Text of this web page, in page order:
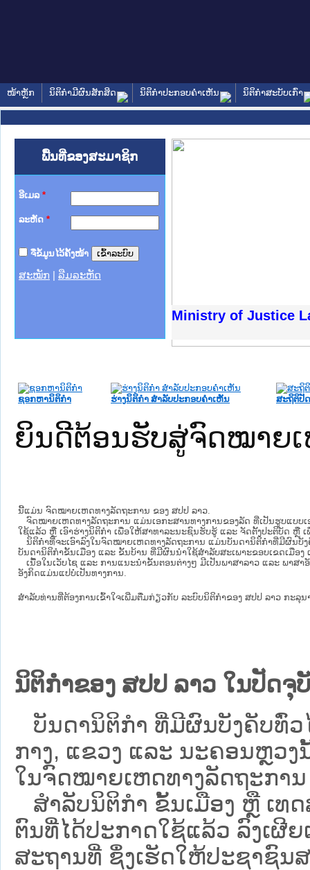
ໜ້າຫຼັກ ນິຕິກໍາມີຜົນສັກສິດ ນິຕິກໍາປະກອບຄໍາເຫັນ ນິຕິກໍາສະບັບເກົ່າ
ພື້ນທີ່ຂອງສະມາຊິກ
ອີເມລ *
ລະຫັດ *
ຈື່ຂໍ້ມູນໄວ້ຄັ້ງໜ້າ
ສະໝັກ ລືມລະຫັດ
Ministry of Justice
ຊາຊົນ ພາກເໜືອ
ການ
ກາງ
ກໃຕ້
ນຕຳຫຼວດປະຊາຊົນ
ສັນຕິບານປະຊາຊົນ
ກເໜືອ
ຊາຊົນ ພາກກາງ
ຊອກຫານິຕິກໍາ ຮ່າງນິຕິກໍາ ສໍາລັບປະກອບຄໍາເຫັນ ສະຖິຕິປັ
ຍິນດີຕ້ອນຮັບສູ່ຈົດໝາຍເ
ນີ້ແມ່ນ ຈົດໝາຍເຫດທາງລັດຖະການ ຂອງ ສປປ ລາວ.
ຈົດໝາຍເຫດທາງລັດຖະການ ແມ່ນ​ເອ​ກະ​ສານ​ທາງ​ການ​ຂອງ​ລັດ ທີ່​ເປັນ​ຮູບ​ແບບ​
ໃຊ້ແລ້ວ ຫຼື ເອົາຮ່າງນິຕິກໍາ ເພື່ອໃຫ້​ສາ​ທາ​ລະ​ນະ​ຊົນ​ຮັບ​ຮູ້ ແລະ ຈັດ​ຕັ້ງ​ປະ​ຕິ​ບັດ ຫຼື
ນິ​ຕິ​ກຳ​ທີ່​ຈະ​ເອົາ​ລົງ​ໃນ​ຈົດ​ໝາຍ​ເຫດ​ທາງ​ລັດ​ຖະ​ການ ​ແມ່ນ​ບັນ​ດາ​ນິ​ຕິ​ກຳ​ທີ່​ມີ​ຜົນ​ບັ
ບັນ​ດານິ​ຕິ​ກຳ​ຂັ້ນ​ເມືອງ ແລະ ຂັ້ນ​ບ້ານ ​ທີ່​ມີ​ຜົນ​ນຳ​ໃຊ້​ສຳ​ລັບ​ສະ​ເພາະ​ຂອບ​ເຂດ​ເມືອງ
ເນື້ອໃນ​ເວັບ​ໄຊ​ ແລະ ການແນະນໍາຂັ້ນຕອນຕ່າງໆ ມີເປັນພາສາລາວ ແລະ ພາສ
ອັງກິດແມ່ນແປບໍ່ເປັນທາງການ.
ສໍາລັບທ່ານທີ່ຕ້ອງການເຂົ້າໃຈເພີ່ມຕື່ມກ່ຽວກັບ ລະບົບນິຕິກຳຂອງ ສປປ ລາວ ກະລຸນ
ນິຕິກຳຂອງ ສປປ ລາວ ໃນປັດ
ບັນດານິຕິກໍາ ທີ່ມີຜົນບັງຄັບທົ່
ກາງ, ແຂວງ ແລະ ນະຄອນຫຼວ
ໃນຈົດໝາຍເຫດທາງລັດຖະການ
ສຳລັບນິ​ຕິ​ກຳ ຂັ້ນເມືອງ ຫຼື ເທ
ຕົນທີ່ໄດ້ປະກາດໃຊ້ແລ້ວ ລົງ​ເຜີ
ສະຖານທີ່ ຊຶ່ງເຮັດໃຫ້ປະຊາຊົນສ